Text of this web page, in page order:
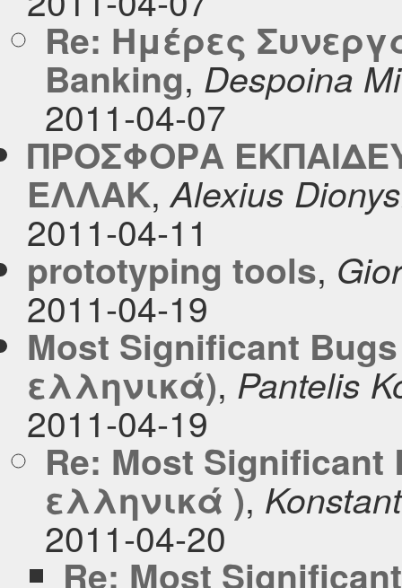
Re: Ημέρες
Banking, Despoina
2011-04-07
ΠΡΟΣΦΟΡΑ
ΕΛΛΑΚ,Alexius
2011-04-11
prototyping tools,
2011-04-19
Most Significant
ελληνικά), Pantelis
2011-04-19
Re: Most
ελληνικά ),
2011-04-20
Re: Most